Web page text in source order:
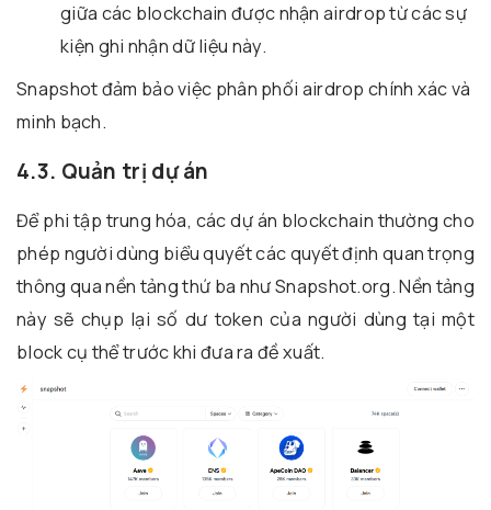
giữa các blockchain được nhận airdrop từ các sự
kiện ghi nhận dữ liệu này.
Snapshot đảm bảo việc phân phối airdrop chính xác và
minh bạch.
4.3. Quản trị dự án
Để phi tập trung hóa, các dự án blockchain thường cho
phép người dùng biểu quyết các quyết định quan trọng
thông qua nền tảng thứ ba như Snapshot.org. Nền tảng
này sẽ chụp lại số dư token của người dùng tại một
block cụ thể trước khi đưa ra đề xuất.